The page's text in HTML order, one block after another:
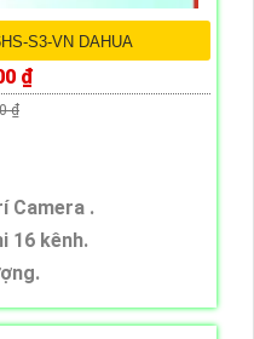
S3-VN DAHUA
₫
₫
Camera .
16 kênh.